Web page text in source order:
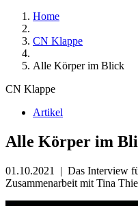
Home
CN Klappe
Alle Körper im Blick
CN Klappe
Artikel
Alle Körper im
01.10.2021 | Das Interview
Zusammenarbeit mit Tina